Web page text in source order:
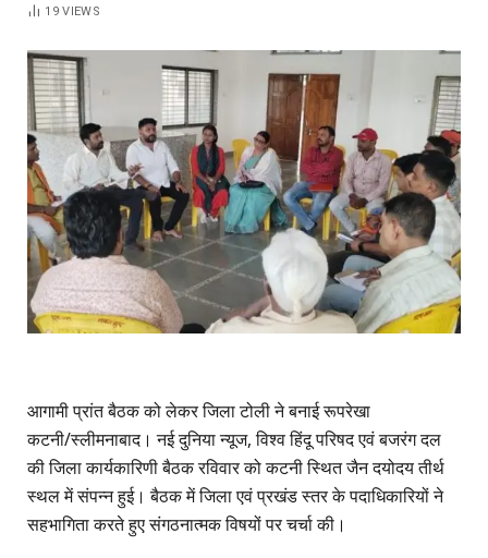
19VIEWS
आगामीप्रांतबैठककोलेकरजिलाटोलीनेबनाईरूपरेखा
कटनी/स्लीमनाबाद। नई दुनिया न्यूज, विश्व हिंदू परिषद एवं बजरंग दल
की जिला कार्यकारिणी बैठक रविवार को कटनी स्थित जैन दयोदय तीर्थ
स्थल में संपन्न हुई। बैठक में जिला एवं प्रखंड स्तर के पदाधिकारियों ने
सहभागिता करते हुए संगठनात्मक विषयों पर चर्चा की।